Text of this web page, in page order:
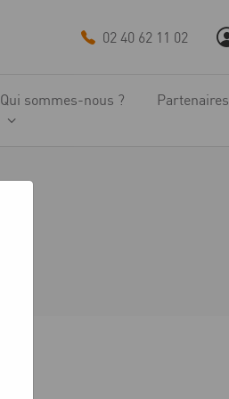
02 40 62 11 02
Qui sommes-nous ? Partenaires